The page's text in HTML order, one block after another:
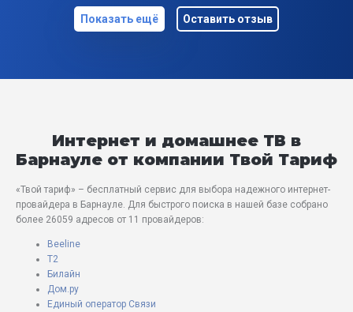
Показать ещё Оставить отзыв
Интернет и домашнее ТВ в
Барнауле от компании Твой Тариф
«Твой тариф» – бесплатный сервис для выбора надежного интернет-
провайдера в Барнауле. Для быстрого поиска в нашей базе собрано
более 26059 адресов от 11 провайдеров:
Beeline
T2
Билайн
Дом.ру
Единый оператор Связи